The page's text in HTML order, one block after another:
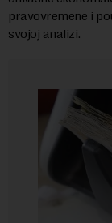
pravovremene i
svojoj analizi.